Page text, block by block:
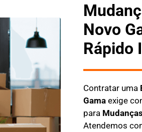
Novo
Rápido
Contratar uma
Gamaexige
para
Atendemos